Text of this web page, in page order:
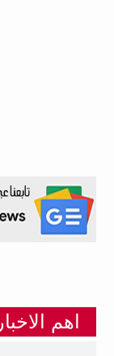
اهم الاخبار -